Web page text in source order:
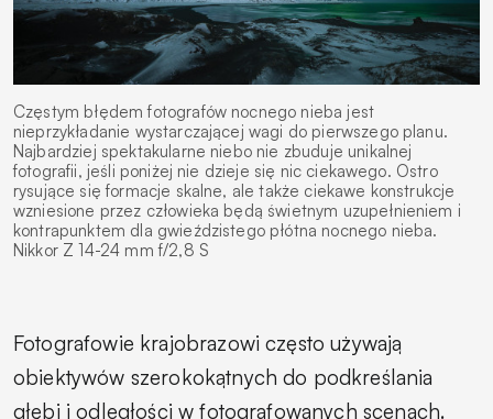
Częstym błędem fotografów nocnego nieba jest
nieprzykładanie wystarczającej wagi do pierwszego planu.
Najbardziej spektakularne niebo nie zbuduje unikalnej
fotografii, jeśli poniżej nie dzieje się nic ciekawego. Ostro
rysujące się formacje skalne, ale także ciekawe konstrukcje
wzniesione przez człowieka będą świetnym uzupełnieniem i
kontrapunktem dla gwieździstego płótna nocnego nieba.
Nikkor Z 14-24 mm f/2,8 S
Fotografowie krajobrazowi często używają
obiektywów szerokokątnych do podkreślania
głębi i odległości w fotografowanych scenach.